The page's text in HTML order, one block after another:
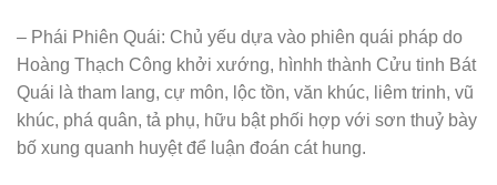
– Phái Phiên Quái: Chủ yếu dựa vào phiên quái pháp do
Hoàng Thạch Công khởi xướng, hìnhh thành Cửu tinh Bát
Quái là tham lang, cự môn, lộc tồn, văn khúc, liêm trinh, vũ
khúc, phá quân, tả phụ, hữu bật phối hợp với sơn thuỷ bày
bố xung quanh huyệt để luận đoán cát hung.